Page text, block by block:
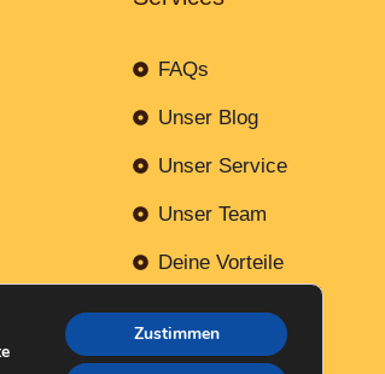
FAQs
Unser Blog
Unser Service
Unser Team
Deine Vorteile
Kontaktiere uns
Zustimmen